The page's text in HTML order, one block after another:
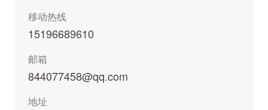
移动热线
15196689610
邮箱
844077458@qq.com
地址